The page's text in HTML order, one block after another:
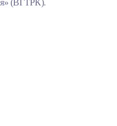
(ВГТРК).